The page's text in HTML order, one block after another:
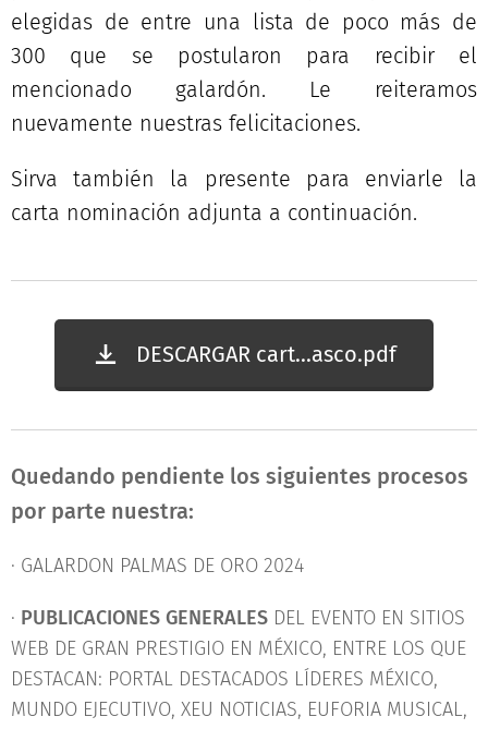
elegidas de entre una lista de poco más de
300 que se postularon para recibir el
mencionado galardón. Le reiteramos
nuevamente nuestras felicitaciones.
Sirva también la presente para enviarle la
carta nominación adjunta a continuación.
DESCARGAR cart...asco.pdf
Quedando pendiente los siguientes procesos
por parte nuestra:
· GALARDON PALMAS DE ORO 2024
· PUBLICACIONES GENERALES DEL EVENTO EN SITIOS
WEB DE GRAN PRESTIGIO EN MÉXICO, ENTRE LOS QUE
DESTACAN: PORTAL DESTACADOS LÍDERES MÉXICO,
MUNDO EJECUTIVO, XEU NOTICIAS, EUFORIA MUSICAL,